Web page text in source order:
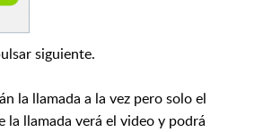
siguiente.
la llamada a la vez pero solo el
la llamada verá el video y podrá